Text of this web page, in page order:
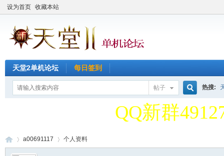
设为首页 收藏本站
天堂2单机论坛 每日签到
帖子 热搜:
天堂2单机
QQ新群
天堂2单机
a00691117 个人资料